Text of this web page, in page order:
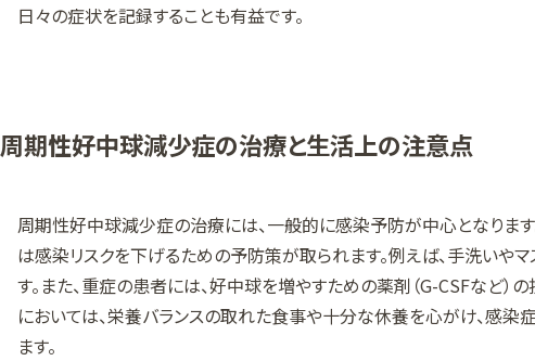
日々の症状を記録することも有益です。
周期性好中球減少症の治療と生活上の注意点
周期性好中球減少症の治療には、一般的に感染予防が中心となりま
は感染リスクを下げるための予防策が取られます。例えば、手洗いや
す。また、重症の患者には、好中球を増やすための薬剤（G-CSFなど）
においては、栄養バランスの取れた食事や十分な休養を心がけ、感染
ます。